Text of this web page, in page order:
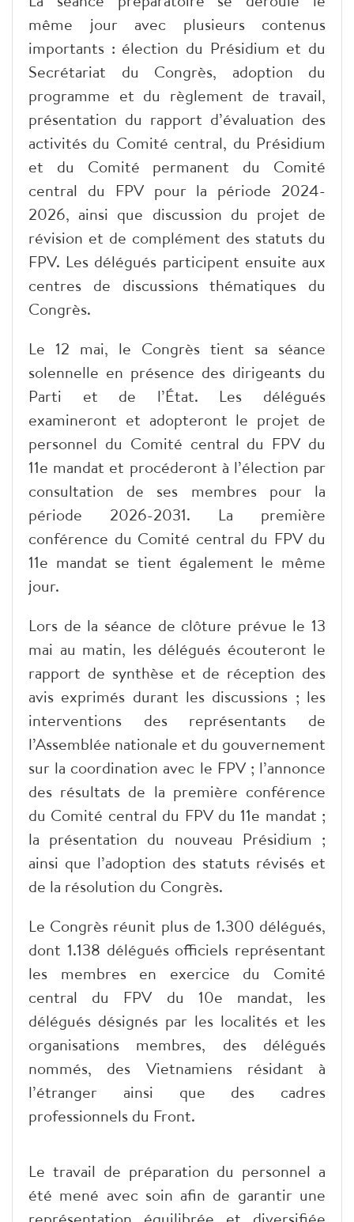
même jour avec plusieurs contenus
importants : élection du Présidium et du
Secrétariat du Congrès, adoption du
programme et du règlement de travail,
présentation du rapport d’évaluation des
activités du Comité central, du Présidium
et du Comité permanent du Comité
central du FPV pour la période 2024-
2026, ainsi que discussion du projet de
révision et de complément des statuts du
FPV. Les délégués participent ensuite aux
centres de discussions thématiques du
Congrès.
Le 12 mai, le Congrès tient sa séance
solennelle en présence des dirigeants du
Parti et de l’État. Les délégués
examineront et adopteront le projet de
personnel du Comité central du FPV du
11e mandat et procéderont à l’élection par
consultation de ses membres pour la
période 2026-2031. La première
conférence du Comité central du FPV du
11e mandat se tient également le même
jour.
Lors de la séance de clôture prévue le 13
mai au matin, les délégués écouteront le
rapport de synthèse et de réception des
avis exprimés durant les discussions ; les
interventions des représentants de
l’Assemblée nationale et du gouvernement
sur la coordination avec le FPV ; l’annonce
des résultats de la première conférence
du Comité central du FPV du 11e mandat ;
la présentation du nouveau Présidium ;
ainsi que l’adoption des statuts révisés et
de la résolution du Congrès.
Le Congrès réunit plus de 1.300 délégués,
dont 1.138 délégués officiels représentant
les membres en exercice du Comité
central du FPV du 10e mandat, les
délégués désignés par les localités et les
organisations membres, des délégués
nommés, des Vietnamiens résidant à
l’étranger ainsi que des cadres
professionnels du Front.
Le travail de préparation du personnel a
été mené avec soin afin de garantir une